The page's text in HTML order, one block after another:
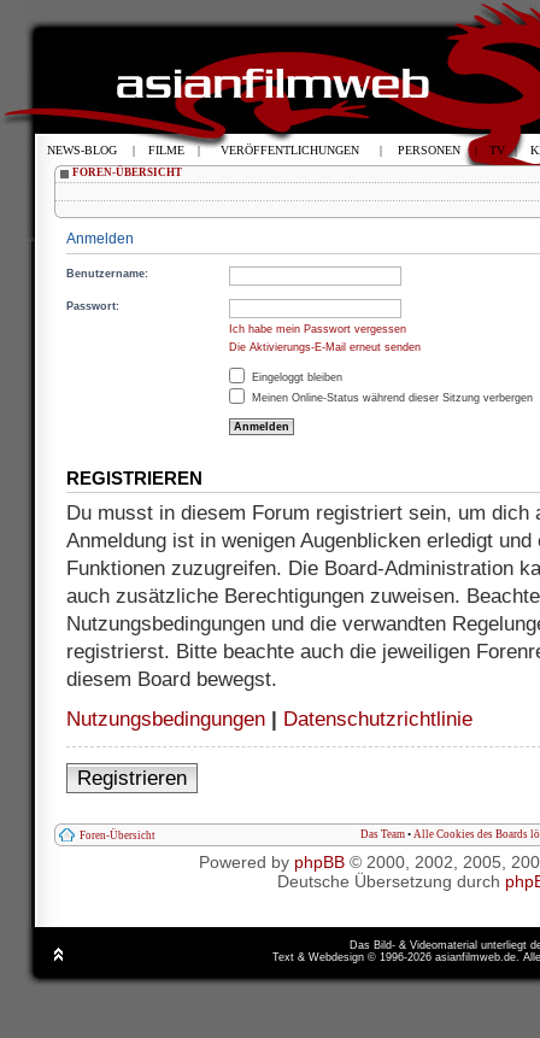
FOREN-ÜBERSICHT
Anmelden
Benutzername:
Passwort:
Ich habe mein Passwort vergessen
Die Aktivierungs-E-Mail erneut senden
Eingeloggt bleiben
Meinen Online-Status während dieser Sitzung verbergen
REGISTRIEREN
Du musst in diesem Forum registriert sein, um dich
Anmeldung ist in wenigen Augenblicken erledigt
Funktionen zuzugreifen. Die Board-Administration
auch zusätzliche Berechtigungen zuweisen.
Nutzungsbedingungen und die verwandten
registrierst. Bitte beachte auch die jeweiligen
diesem Board bewegst.
Nutzungsbedingungen
Datenschutzrichtlinie
Registrieren
Foren-Übersicht Das Team • Alle Cookies des Boards
Powered by phpBB© 2000, 2002, 2005,
Deutsche Übersetzung durch
Das Bild- & Videomaterial unterliegt
Text & Webdesign © 1996-2026 asianfilmweb.de.
NEWS-BLOG | FILME | VERÖFFENTLICHUNGEN | PERSONEN | TV |